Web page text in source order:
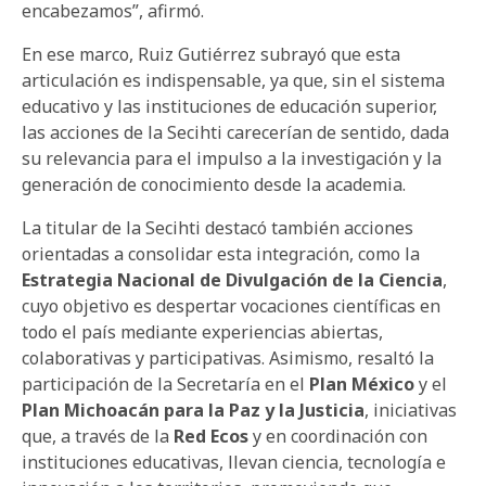
encabezamos”, afirmó.
En ese marco, Ruiz Gutiérrez subrayó que esta
articulación es indispensable, ya que, sin el sistema
educativo y las instituciones de educación superior,
las acciones de la Secihti carecerían de sentido, dada
su relevancia para el impulso a la investigación y la
generación de conocimiento desde la academia.
La titular de la Secihti destacó también acciones
orientadas a consolidar esta integración, como la
Estrategia Nacional de Divulgación de la Ciencia,
cuyo objetivo es despertar vocaciones científicas en
todo el país mediante experiencias abiertas,
colaborativas y participativas. Asimismo, resaltó la
participación de la Secretaría en el Plan Méxicoy el
Plan Michoacán para la Paz y la Justicia, iniciativas
que, a través de la Red Ecosy en coordinación con
instituciones educativas, llevan ciencia, tecnología e